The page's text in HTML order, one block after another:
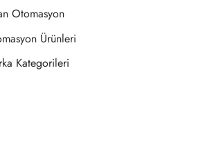
Otomasyon
Ürünleri
Kategorileri